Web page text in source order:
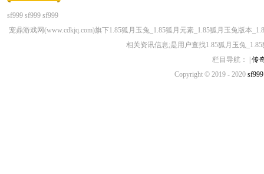
sf999 sf999 sf999
宠鼎游戏网(www.cdkjq.com)旗下1.85狐月玉兔_1.85狐月元素_1.85狐月玉兔版本
相关资讯信息;是用户查找1.85狐月玉兔
栏目导航： |传
Copyright © 2019 - 2020 sf999